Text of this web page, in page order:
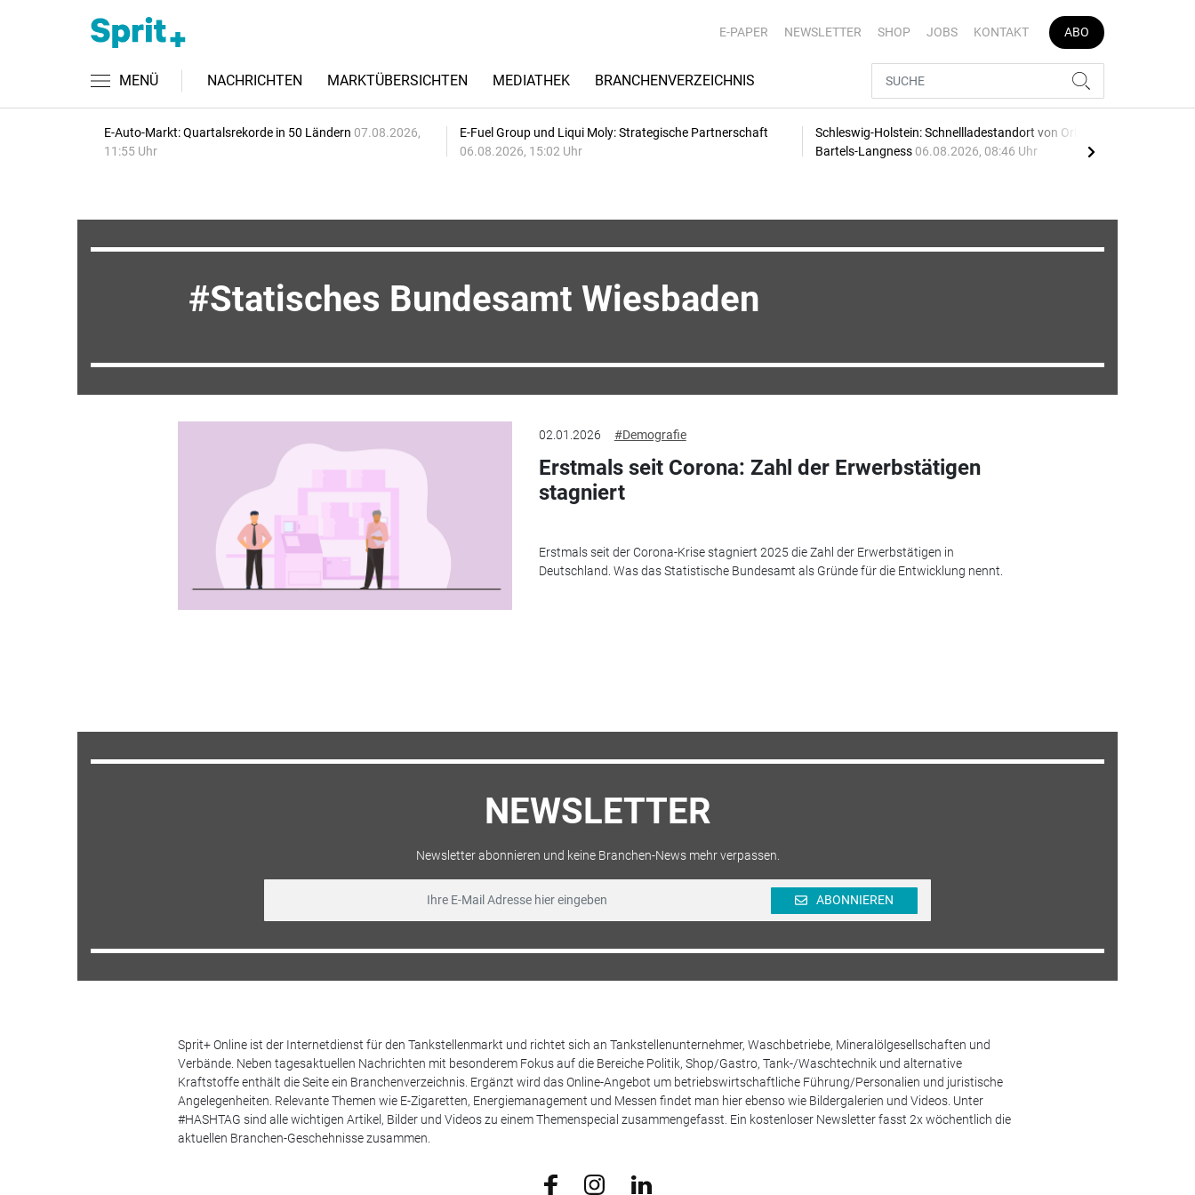
E-PAPER NEWSLETTER SHOP JOBS KONTAKT ABO
MENÜ NACHRICHTEN MARKTÜBERSICHTEN MEDIATHEK BRANCHENVERZEICHNIS
E-Auto-Markt: Quartalsrekorde in 50 Ländern 07.08.2026,
11:55 Uhr
E-Fuel Group und Liqui Moly: Strategische Partnerschaft
06.08.2026, 15:02 Uhr
Schleswig-Holstein: Schnellladestandort von Orlen und
Bartels-Langness 06.08.2026, 08:46 Uhr
Statisches Bundesamt Wiesbaden
02.01.2026 #Demografie
Erstmals seit Corona: Zahl der Erwerbstätigen
stagniert
Erstmals seit der Corona-Krise stagniert 2025 die Zahl der Erwerbstätigen in
Deutschland. Was das Statistische Bundesamt als Gründe für die Entwicklung nennt.
NEWSLETTER
Newsletter abonnieren und keine Branchen-News mehr verpassen.
ABONNIEREN
Sprit+ Online ist der Internetdienst für den Tankstellenmarkt und richtet sich an Tankstellenunternehmer, Waschbetriebe, Mineralölgesellschaften und
Verbände. Neben tagesaktuellen Nachrichten mit besonderem Fokus auf die Bereiche Politik, Shop/Gastro, Tank-/Waschtechnik und alternative
Kraftstoffe enthält die Seite ein Branchenverzeichnis. Ergänzt wird das Online-Angebot um betriebswirtschaftliche Führung/Personalien und juristische
Angelegenheiten. Relevante Themen wie E-Zigaretten, Energiemanagement und Messen findet man hier ebenso wie Bildergalerien und Videos. Unter
#HASHTAG sind alle wichtigen Artikel, Bilder und Videos zu einem Themenspecial zusammengefasst. Ein kostenloser Newsletter fasst 2x wöchentlich die
aktuellen Branchen-Geschehnisse zusammen.